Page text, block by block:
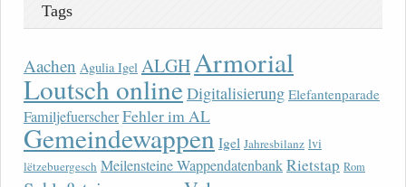
Tags
Aachen Agulia Igel ALGH Armorial
Loutsch onlineDigitalisierung Elefantenparade
FamiljefuerscherFehler im AL
Gemeindewappen Igel Jahresbilanz lvi
lëtzebuergesch Meilensteine WappendatenbankRietstap Rom